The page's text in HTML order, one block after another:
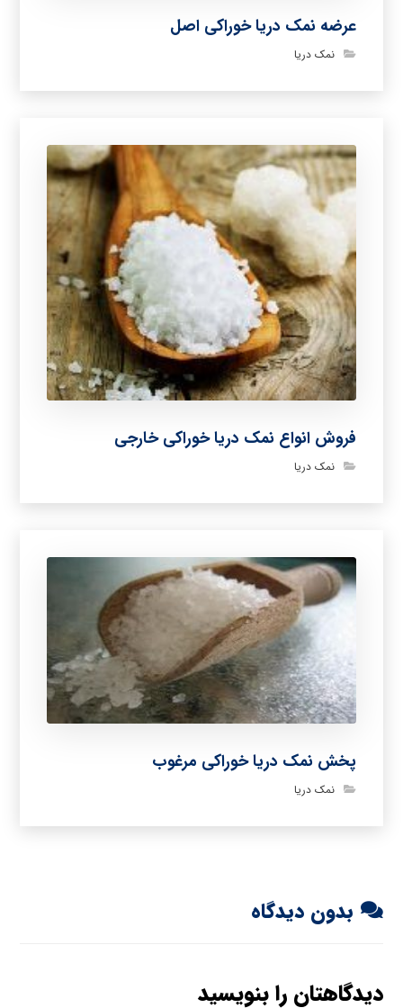
عرضه نمک دریا خوراکی اصل
نمک دریا
فروش انواع نمک دریا خوراکی خارجی
نمک دریا
پخش نمک دریا خوراکی مرغوب
نمک دریا
بدون دیدگاه
دیدگاهتان را بنویسید